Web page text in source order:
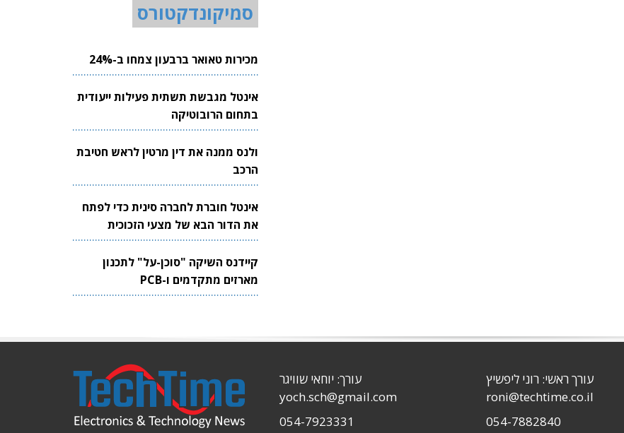
סמיקונדקטורס
מכירות טאואר ברבעון צמחו ב-24%
אינטל מגבשת תשתית פעילות ייעודית
בתחום הרובוטיקה
ולנס ממנה את דין מרטין לראש חטיבת
הרכב
אינטל חוברת לחברה סינית כדי לפתח
את הדור הבא של מצעי הזכוכית
לשבבים
קיידנס השיקה "סוכן-על" לתכנון
מארזים מתקדמים ו-PCB
עורך ראשי: רוני ליפשיץ
roni@techtime.co.il
054-7882840
עורך: יוחאי שוויגר
yoch.sch@gmail.com
054-7923331